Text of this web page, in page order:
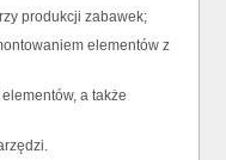
produkcji zabawek;
elementów z
a także